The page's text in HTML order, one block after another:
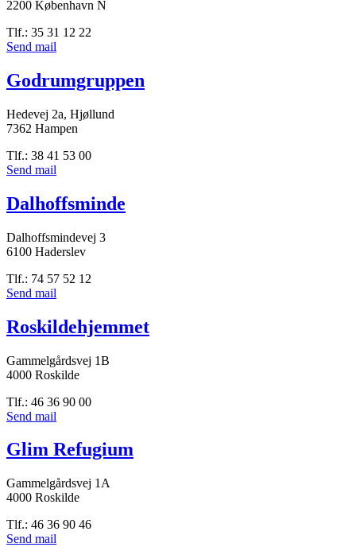
2200 København N
Tlf.: 35 31 12 22
Send mail
Godrumgruppen
Hedevej 2a, Hjøllund
7362 Hampen
Tlf.: 38 41 53 00
Send mail
Dalhoffsminde
Dalhoffsmindevej 3
6100 Haderslev
Tlf.: 74 57 52 12
Send mail
Roskildehjemmet
Gammelgårdsvej 1B
4000 Roskilde
Tlf.: 46 36 90 00
Send mail
Glim Refugium
Gammelgårdsvej 1A
4000 Roskilde
Tlf.: 46 36 90 46
Send mail